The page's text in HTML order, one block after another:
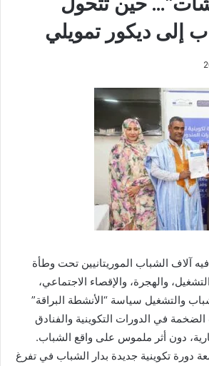
إلى ديكور تمويلي
آلاف الشباب الموريتانيين تحت وطأة
والهجرة، والإقصاء الاجتماعي،
والتشغيل سياسة “الأنشطة البراقة”
في الدورات التكوينية والفنادق
دون أثر ملموس على واقع الشباب.
دورة تكوينية جديدة بدار الشباب في تفرغ